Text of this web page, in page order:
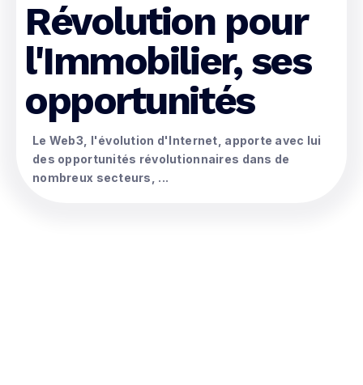
Révolution pour
l'Immobilier, ses
opportunités
Le Web3, l'évolution d'Internet, apporte avec lui
des opportunités révolutionnaires dans de
nombreux secteurs, ...